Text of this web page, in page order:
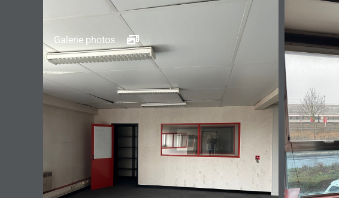
Galerie photos